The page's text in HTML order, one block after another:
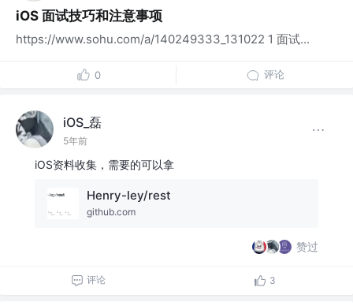
iOS 面试技巧和注意事项
https://www.sohu.com/a/140249333_131022 1 面试...
0 评论
iOS_磊
5年前
iOS资料收集，需要的可以拿
Henry-ley/rest
github.com
赞过
评论 3